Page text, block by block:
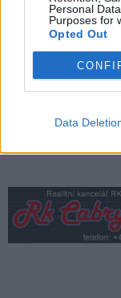
Personal
Purposes for
Opted Out
Data
Zpravodajství